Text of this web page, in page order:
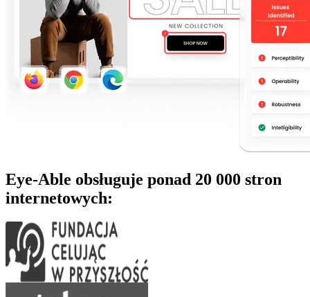
Eye-Able obsługuje ponad 20 000 stron
internetowych: